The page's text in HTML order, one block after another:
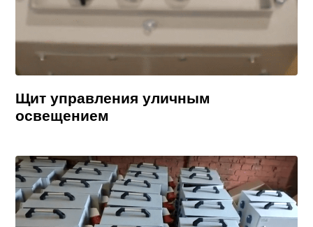
Щит управления уличным
освещением